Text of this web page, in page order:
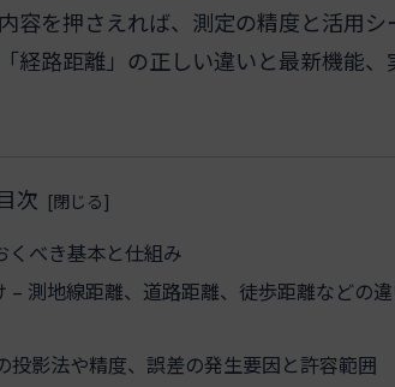
容を押さえれば、測定の精度と活用シ
経路距離」の正しい違いと最新機能、
次
べき基本と仕組み
測地線距離、道路距離、徒歩距離などの
影法や精度、誤差の発生要因と許容範囲